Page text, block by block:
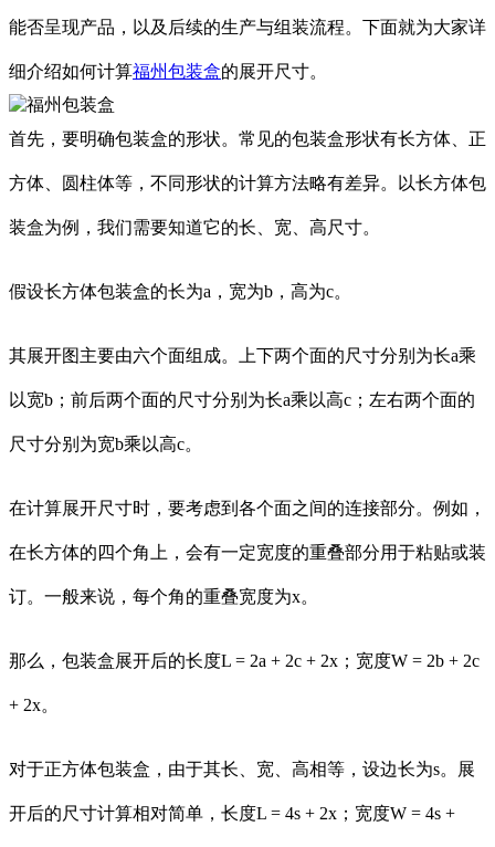
能否呈现产品，以及后续的生产与组装流程。下面就为大家详
细介绍如何计算福州包装盒的展开尺寸。
首先，要明确包装盒的形状。常见的包装盒形状有长方体、正
方体、圆柱体等，不同形状的计算方法略有差异。以长方体包
装盒为例，我们需要知道它的长、宽、高尺寸。
假设长方体包装盒的长为a，宽为b，高为c。
其展开图主要由六个面组成。上下两个面的尺寸分别为长a乘
以宽b；前后两个面的尺寸分别为长a乘以高c；左右两个面的
尺寸分别为宽b乘以高c。
在计算展开尺寸时，要考虑到各个面之间的连接部分。例如，
在长方体的四个角上，会有一定宽度的重叠部分用于粘贴或装
订。一般来说，每个角的重叠宽度为x。
那么，包装盒展开后的长度L = 2a + 2c + 2x；宽度W = 2b + 2c
+ 2x。
对于正方体包装盒，由于其长、宽、高相等，设边长为s。展
开后的尺寸计算相对简单，长度L = 4s + 2x；宽度W = 4s +